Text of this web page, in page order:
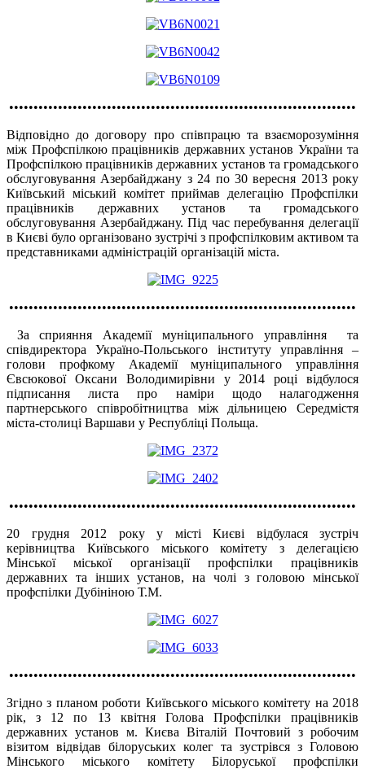
•••••••••••••••••••••••••••••••••••••••••••••••••••••••••••••••••••••••
Відповідно до договору про співпрацю та взаєморозуміння
між Профспілкою працівників державних установ України та
Профспілкою працівників державних установ та громадського
обслуговування Азербайджану з 24 по 30 вересня 2013 року
Київський міський комітет приймав делегацію Профспілки
працівників державних установ та громадського
обслуговування Азербайджану. Під час перебування делегації
в Києві було організовано зустрічі з профспілковим активом та
представниками адміністрацій організацій міста.
•••••••••••••••••••••••••••••••••••••••••••••••••••••••••••••••••••••••
За сприяння Академії муніципального управління та
співдиректора Україно-Польського інституту управління –
голови профкому Академії муніципального управління
Євсюкової Оксани Володимирівни у 2014 році відбулося
підписання листа про наміри щодо налагодження
партнерського співробітництва між дільницею Середмістя
міста-столиці Варшави у Республіці Польща.
•••••••••••••••••••••••••••••••••••••••••••••••••••••••••••••••••••••••
20 грудня 2012 року у місті Києві відбулася зустріч
керівництва Київського міського комітету з делегацією
Мінської міської організації профспілки працівників
державних та інших установ, на чолі з головою мінської
профспілки Дубініною Т.М.
•••••••••••••••••••••••••••••••••••••••••••••••••••••••••••••••••••••••
Згідно з планом роботи Київського міського комітету на 2018
рік, з 12 по 13 квітня Голова Профспілки працівників
державних установ м. Києва Віталій Почтовий з робочим
візитом відвідав білоруських колег та зустрівся з Головою
Мінського міського комітету Білоруської профспілки